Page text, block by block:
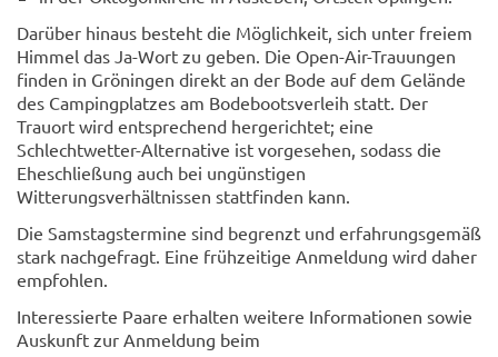
Darüber hinaus besteht die Möglichkeit, sich unter freiem
Himmel das Ja-Wort zu geben. Die Open-Air-Trauungen
finden in Gröningen direkt an der Bode auf dem Gelände
des Campingplatzes am Bodebootsverleih statt. Der
Trauort wird entsprechend hergerichtet; eine
Schlechtwetter-Alternative ist vorgesehen, sodass die
Eheschließung auch bei ungünstigen
Witterungsverhältnissen stattfinden kann.
Die Samstagstermine sind begrenzt und erfahrungsgemäß
stark nachgefragt. Eine frühzeitige Anmeldung wird daher
empfohlen.
Interessierte Paare erhalten weitere Informationen sowie
Auskunft zur Anmeldung beim